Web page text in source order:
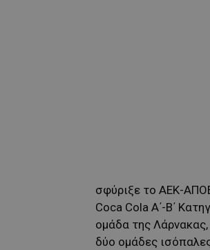
σφύριξε το ΑΕΚ-
Coca Cola Α΄-Β΄
ομάδα της
δύο ομάδες